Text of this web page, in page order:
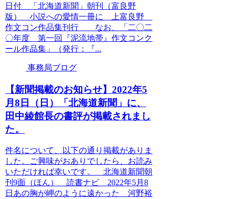
日付 「北海道新聞」朝刊（富良野
版） 小説への愛情一冊に 上富良野
作文コン作品集刊行 なお、「二〇二
〇年度 第一回『泥流地帯』作文コンク
ール作品集」（発行：『...
事務局ブログ
【新聞掲載のお知らせ】2022年5
月8日（日）「北海道新聞」に、
田中綾館長の書評が掲載されまし
た。
件名について、以下の通り掲載がありま
した。ご興味がおありでしたら、お読み
いただければ幸いです。 北海道新聞朝
刊9面（ほん） 読書ナビ 2022年5月8
日あの胸が岬のように遠かった 河野裕